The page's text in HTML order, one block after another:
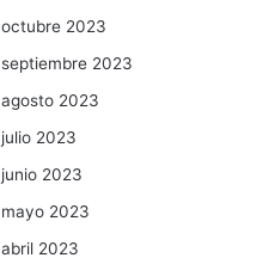
octubre 2023
septiembre 2023
agosto 2023
julio 2023
junio 2023
mayo 2023
abril 2023